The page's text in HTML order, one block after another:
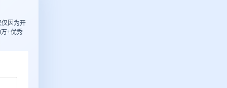
因为开
+优秀